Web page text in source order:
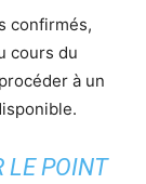
confirmés,
cours du
à un
LE POINT